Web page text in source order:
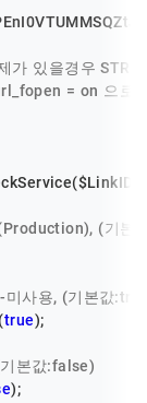
가 있을경우
= on 으로
($LinkID
(기본
사용, (기본값
(true);
본값:false)
);